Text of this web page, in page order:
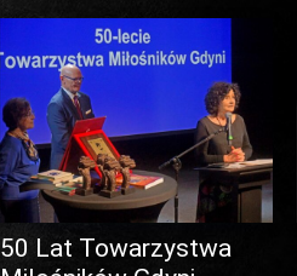
50 Lat Towarzystwa